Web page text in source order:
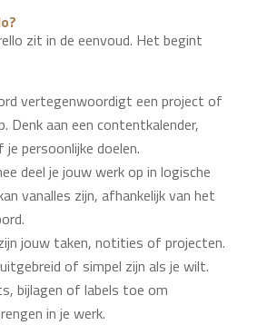
zit in de eenvoud. Het begint
vertegenwoordigt een project of
Denk aan een contentkalender,
persoonlijke doelen.
deel je jouw werk op in logische
vanalles zijn, afhankelijk van het
jouw taken, notities of projecten.
of simpel zijn als je wilt.
bijlagen of labels toe om
in je werk.